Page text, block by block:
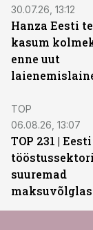
30.07.26, 13:12
Hanza Eesti
kasum
enne uut
TOP
06.08.26, 13:07
TOP 231 | Eesti
tööstussektori
suuremad